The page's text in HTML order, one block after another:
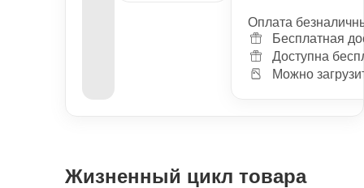
Оплата
Бесплатная
Доступна
Можно
Жизненный цикл товара